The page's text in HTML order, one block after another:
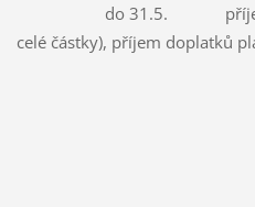
do 31.5. příjem
celé částky), příjem doplatků